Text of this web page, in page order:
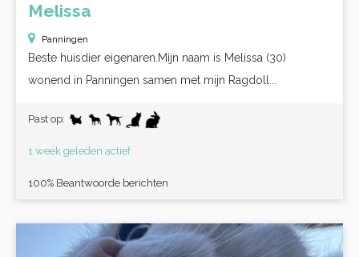
Melissa
Panningen
Beste huisdier eigenaren.Mijn naam is Melissa (30)
wonend in Panningen samen met mijn Ragdoll...
Past op:
1 week geleden actief
100% Beantwoorde berichten